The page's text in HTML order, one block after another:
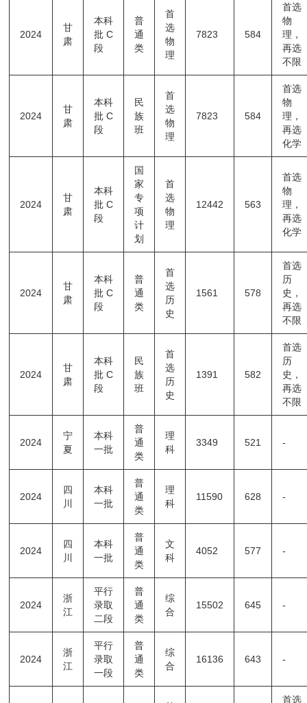
2024
甘
肃
本科
批C
段
普
通
类
首
选
物
理
7823 584
首选
物
理，
再选
不限
2024
甘
肃
本科
批C
段
民
族
班
首
选
物
理
7823 584
首选
物
理，
再选
化学
2024
甘
肃
本科
批C
段
国
家
专
项
计
划
首
选
物
理
12442 563
首选
物
理，
再选
化学
2024
甘
肃
本科
批C
段
普
通
类
首
选
历
史
1561 578
首选
历
史，
再选
不限
2024
甘
肃
本科
批C
段
民
族
班
首
选
历
史
1391 582
首选
历
史，
再选
不限
2024
宁
夏
本科
一批
普
通
类
理
科
3349 521 -
2024
四
川
本科
一批
普
通
类
理
科
11590 628 -
2024
四
川
本科
一批
普
通
类
文
科
4052 577 -
2024
浙
江
平行
录取
二段
普
通
类
综
合
15502 645 -
2024
浙
江
平行
录取
一段
普
通
类
综
合
16136 643 -
首选